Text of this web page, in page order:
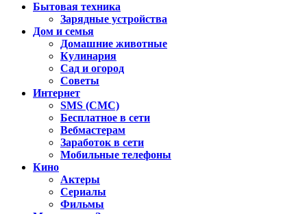
Бытовая техника
Зарядные устройства
Дом и семья
Домашние животные
Кулинария
Сад и огород
Советы
Интернет
SMS (СМС)
Бесплатное в сети
Вебмастерам
Заработок в сети
Мобильные телефоны
Кино
Актеры
Сериалы
Фильмы